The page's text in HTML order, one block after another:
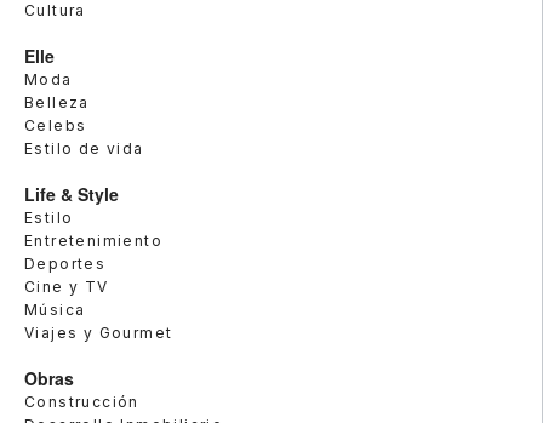
Cultura
Elle
Moda
Belleza
Celebs
Estilo de vida
Life & Style
Estilo
Entretenimiento
Deportes
Cine y TV
Música
Viajes y Gourmet
Obras
Construcción